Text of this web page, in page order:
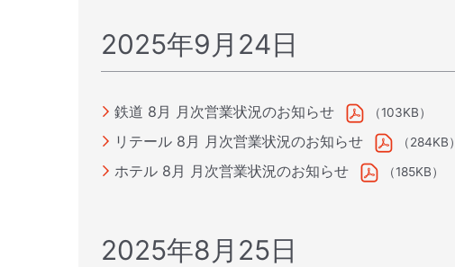
2025年9月24日
鉄道 8月 月次営業状況のお知らせ （103KB）
リテール 8月 月次営業状況のお知らせ （284KB）
ホテル 8月 月次営業状況のお知らせ （185KB）
2025年8月25日